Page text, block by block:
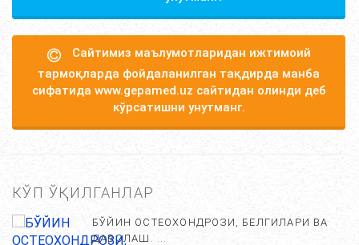
Сайтимиз маълумотларидан ижтимоий
тармоқларда фойдаланилган тақдирда манба
сифатида www.gepamed.uz сайтидан олинди деб
кўрсатишни унутманг.
КЎП ЎҚИЛГАНЛАР
БЎЙИН ОСТЕОХОНДРОЗИ, БЕЛГИЛАРИ ВА
ДАВОЛАШ. ...